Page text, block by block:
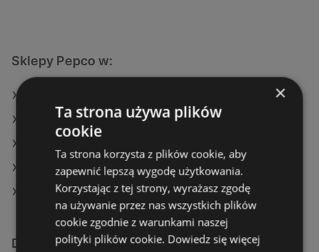
Sklepy Pepco w:
Pepco w Brwinów
Pepco w Czchów
Pepco w Buk
Dodatkowe łącza
×
Ta strona używa plików
cookie
Ta strona korzysta z plików cookie, aby
zapewnić lepszą wygodę użytkowania.
Korzystając z tej strony, wyrażasz zgodę
na używanie przez nas wszystkich plików
cookie zgodnie z warunkami naszej
polityki plików cookie. Dowiedz się więcej